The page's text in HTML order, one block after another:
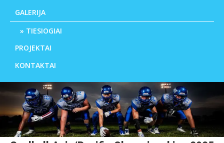
GALERIJA
TIESIOGIAI
PROJEKTAI
KONTAKTAI